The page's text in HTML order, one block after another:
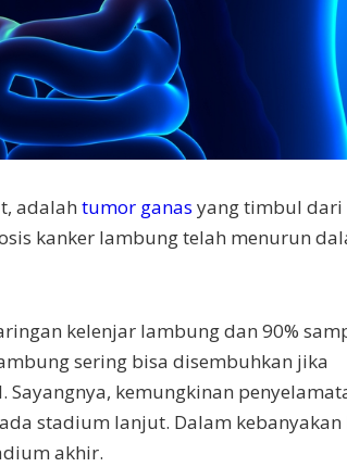
adalah tumor ganas yang timbul dari
kanker lambung telah menurun
kelenjar lambung dan 90%
sering bisa disembuhkan jika
kemungkinan
stadium lanjut. Dalam kebanyakan
akhir.